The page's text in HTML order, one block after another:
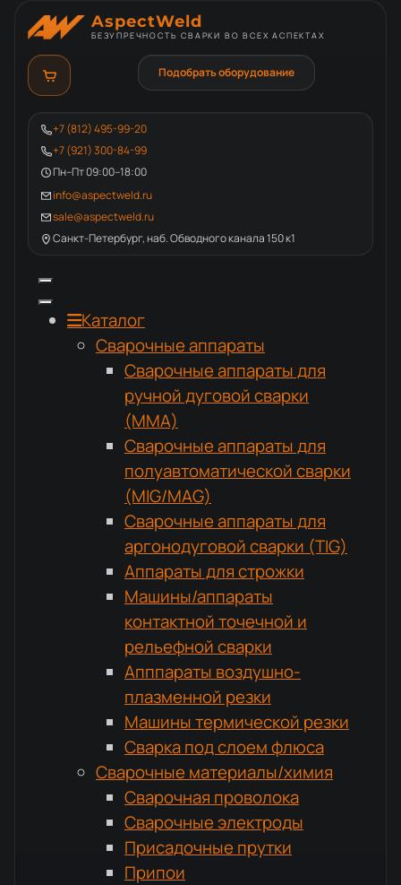
AspectWeld
БЕЗУПРЕЧНОСТЬ СВАРКИ ВО ВСЕХ АСПЕКТАХ
+7 (812) 495-99-20
+7 (921) 300-84-99
Пн–Пт 09:00–18:00
info@aspectweld.ru
sale@aspectweld.ru
Санкт-Петербург, наб. Обводного канала 150 к1
Подобрать оборудование
Каталог
Сварочные аппараты
Сварочные аппараты для
ручной дуговой сварки
(MMA)
Сварочные аппараты для
полуавтоматической сварки
(MIG/MAG)
Сварочные аппараты для
аргонодуговой сварки (TIG)
Аппараты для строжки
Машины/аппараты
контактной точечной и
рельефной сварки
Апппараты воздушно-
плазменной резки
Машины термической резки
Сварка под слоем флюса
Сварочные материалы/химия
Сварочная проволока
Сварочные электроды
Присадочные прутки
Припои